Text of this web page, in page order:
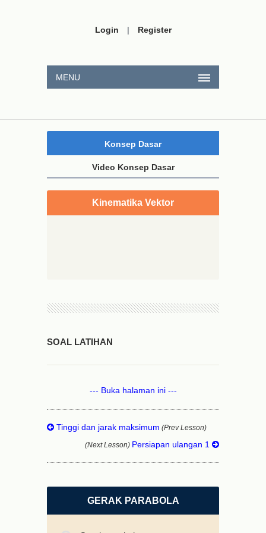
Login | Register
MENU
Konsep Dasar
Video Konsep Dasar
Kinematika Vektor
SOAL LATIHAN
--- Buka halaman ini ---
Tinggi dan jarak maksimum (Prev Lesson)
(Next Lesson) Persiapan ulangan 1
GERAK PARABOLA